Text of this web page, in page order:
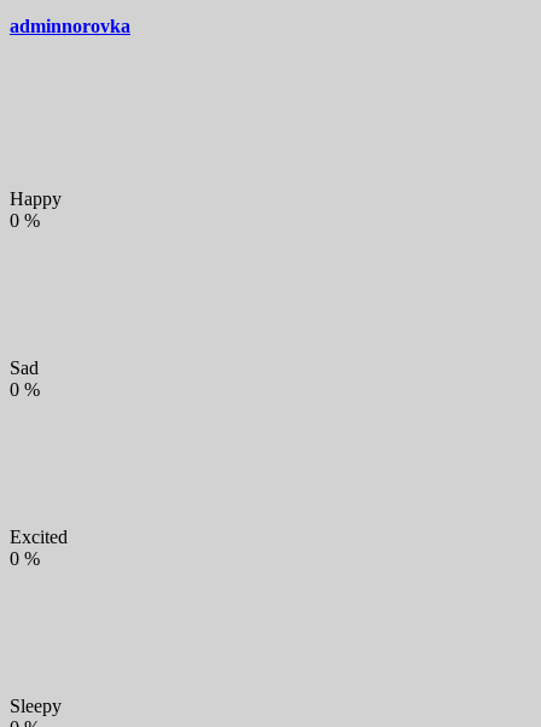
adminnorovka
Happy
0 %
Sad
0 %
Excited
0 %
Sleepy